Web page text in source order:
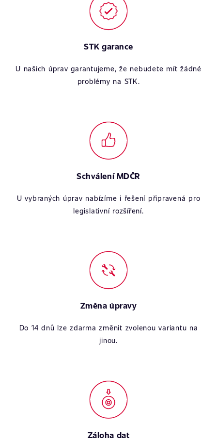
STK garance
U našich úprav garantujeme, že nebudete mít žádné
problémy na STK.
Schválení MDČR
U vybraných úprav nabízíme i řešení připravená pro
legislativní rozšíření.
Změna úpravy
Do 14 dnů lze zdarma změnit zvolenou variantu na
jinou.
Záloha dat